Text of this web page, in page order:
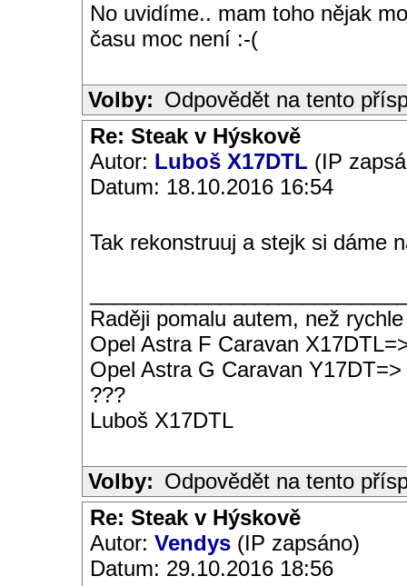
No uvidíme.. mam toho nějak
času moc není :-(
Volby: Odpovědět na tento
Re: Steak v Hýskově
Autor: Luboš X17DTL (IP
Datum: 18.10.2016 16:54
Tak rekonstruuj a stejk si dáme
Raději pomalu autem, než
Opel Astra F Caravan
Opel Astra G Caravan Y17DT=>
???
Luboš X17DTL
Volby: Odpovědět na tento
Re: Steak v Hýskově
Autor: Vendys (IP zapsáno)
Datum: 29.10.2016 18:56